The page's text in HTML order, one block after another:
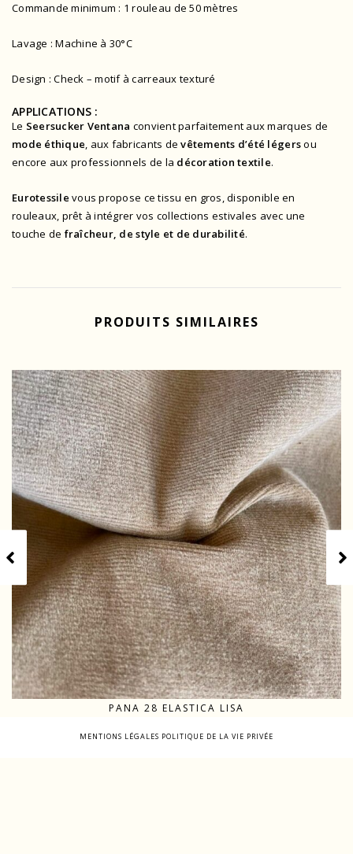
Commande minimum : 1 rouleau de 50 mètres
Lavage : Machine à 30°C
Design : Check – motif à carreaux texturé
APPLICATIONS :
Le Seersucker Ventana convient parfaitement aux marques de
mode éthique, aux fabricants devêtements d’été légersou
encore aux professionnels de la décoration textile.
Eurotessile vous propose ce tissu en gros, disponible en
rouleaux, prêt à intégrer vos collections estivales avec une
touche de fraîcheur, de style et de durabilité.
PRODUITS SIMILAIRES
PANA 28 ELASTICA LISA
MENTIONS LÉGALES POLITIQUE DE LA VIE PRIVÉE